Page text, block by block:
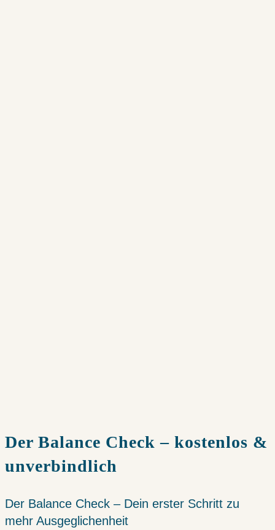
Der Balance Check – kostenlos &
unverbindlich
Der Balance Check – Dein erster Schritt zu
mehr Ausgeglichenheit